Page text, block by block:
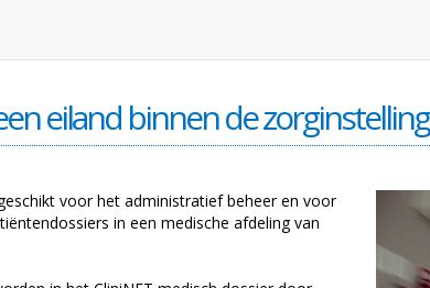
eiland binnen de zorginstelling
voor het administratief beheer en voor
in een medische afdeling van